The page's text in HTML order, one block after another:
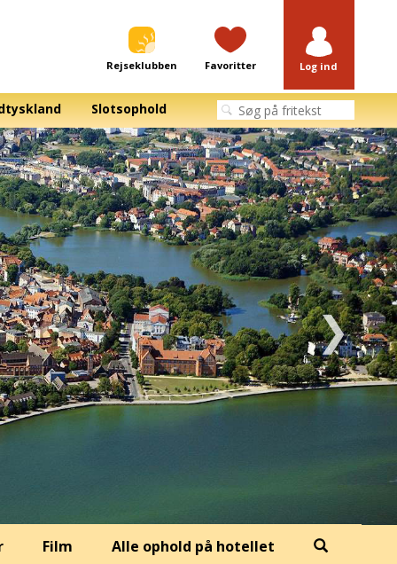
Rejseklubben Favoritter Log ind
Slotsophold
Film Alle ophold på hotellet